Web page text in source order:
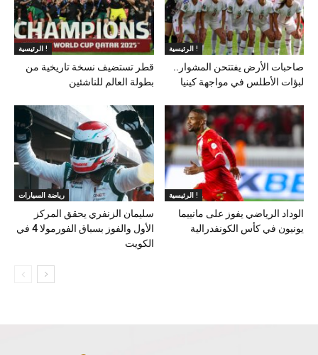
الرئيسية !
قطر تستضيف نسخة تاريخية من
بطولة العالم للناشئين
الرئيسية !
صاحبات الأرض يفتتحن المشوار..
لبؤات الأطلس في مواجهة كينيا
رياضة السيارات
سليمان الزنفري يحقق المركز
الأول والفوز بسباق الفورمولا 4 في
الكويت
الرئيسية !
الوداد الرياضي يفوز على مانييما
يونيون في كأس الكونفدرالية